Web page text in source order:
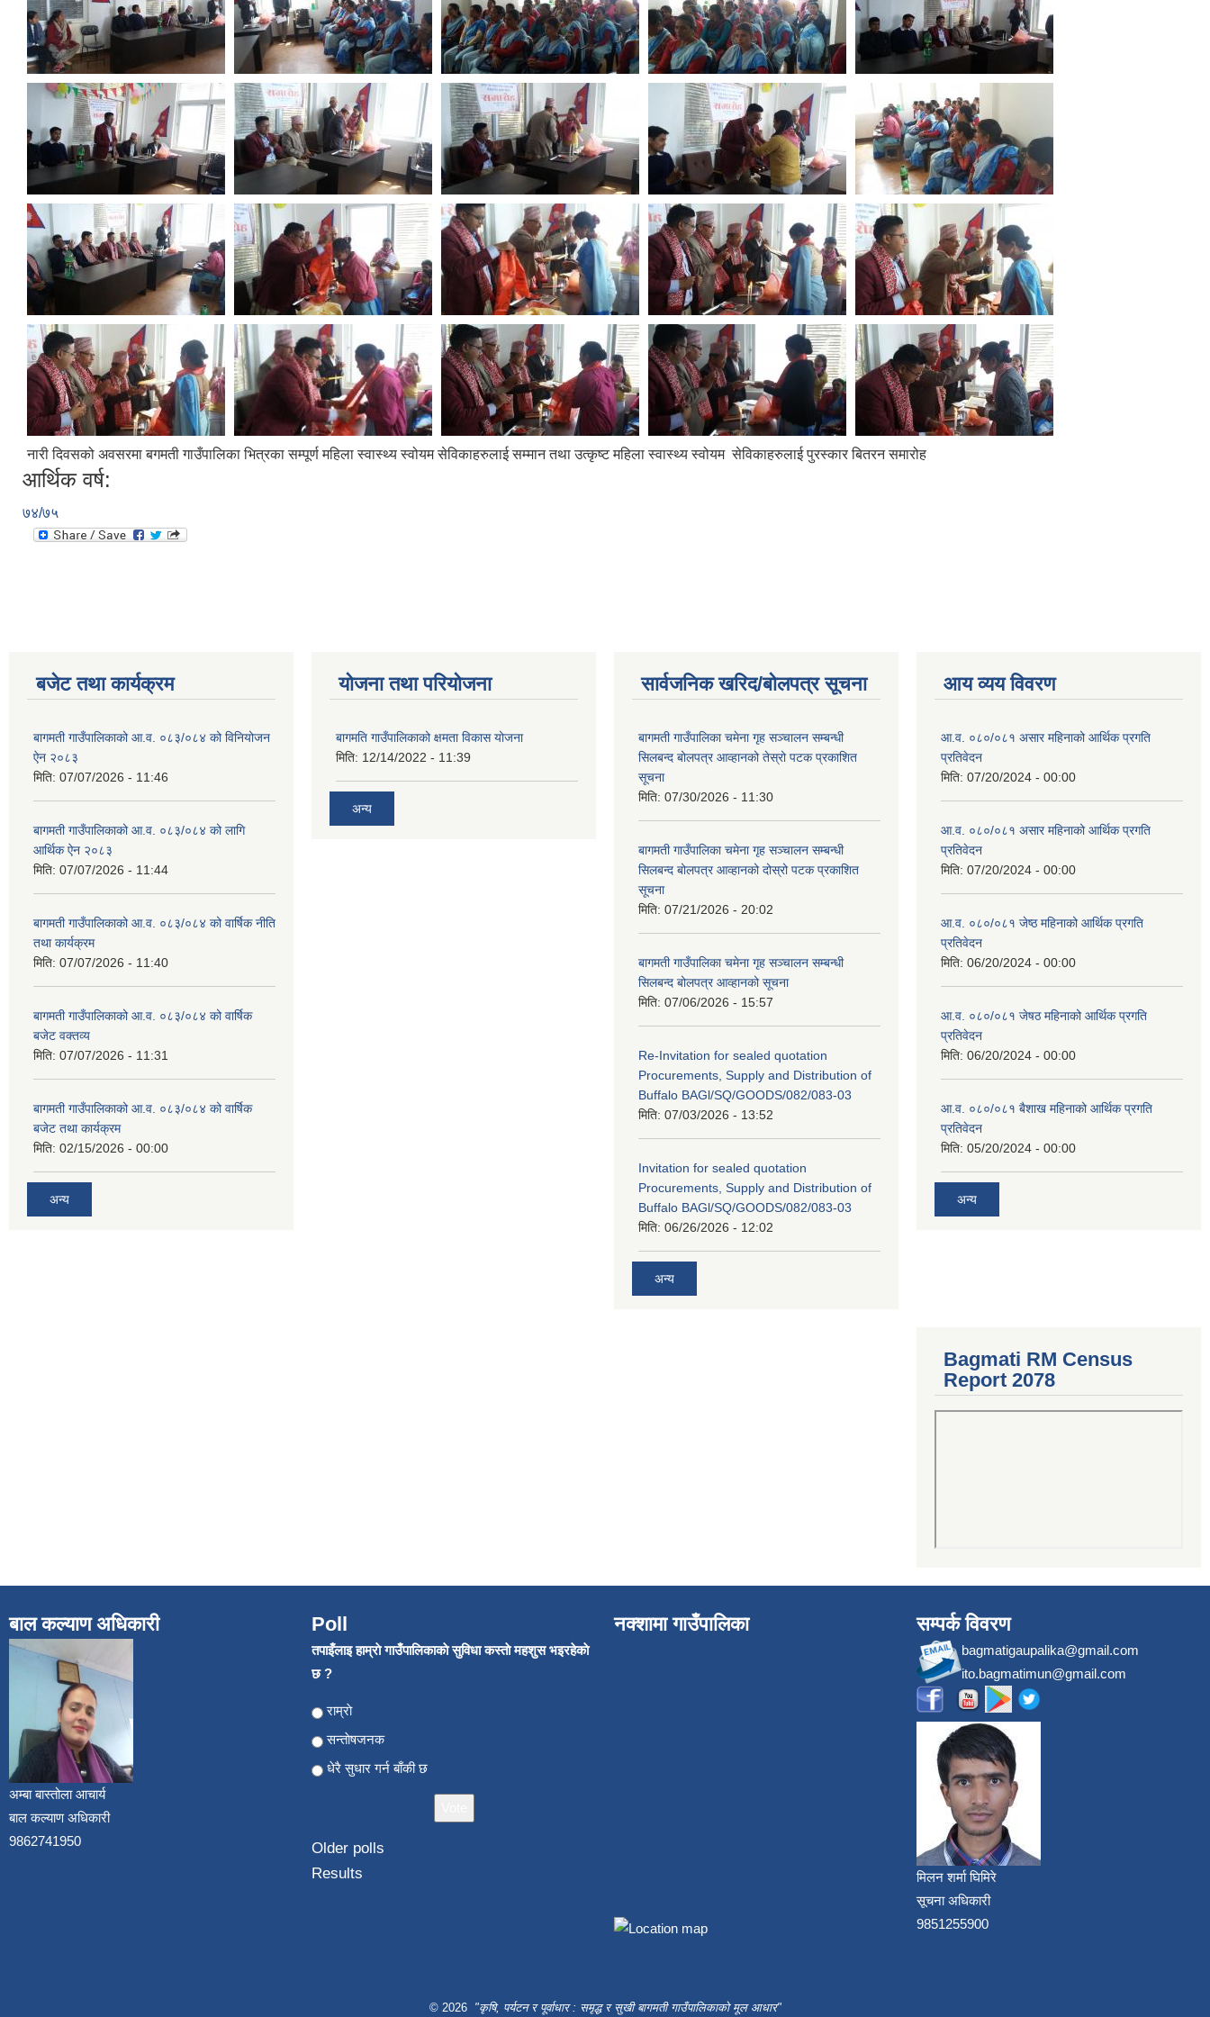
नारी दिवसको अवसरमा बगमती गाउँपालिका भित्रका सम्पूर्ण महिला स्वास्थ्य स्वोयम सेविकाहरुलाई सम्मान तथा उत्कृष्ट महिला स्वास्थ्य स्वोयम सेविकाहरुलाई पुरस्कार बितरन समारोह
आर्थिक वर्ष:
७४/७५
बजेट तथा कार्यक्रम
बागमती गाउँपालिकाको आ.व. ०८३/०८४ को विनियोजन
ऐन २०८३
मिति: 07/07/2026 - 11:46
बागमती गाउँपालिकाको आ.व. ०८३/०८४ को लागि
आर्थिक ऐन २०८३
मिति: 07/07/2026 - 11:44
बागमती गाउँपालिकाको आ.व. ०८३/०८४ को वार्षिक नीति
तथा कार्यक्रम
मिति: 07/07/2026 - 11:40
बागमती गाउँपालिकाको आ.व. ०८३/०८४ को वार्षिक
बजेट वक्तव्य
मिति: 07/07/2026 - 11:31
बागमती गाउँपालिकाको आ.व. ०८३/०८४ को वार्षिक
बजेट तथा कार्यक्रम
मिति: 02/15/2026 - 00:00
अन्य
योजना तथा परियोजना
बागमति गाउँपालिकाको क्षमता विकास योजना
मिति: 12/14/2022 - 11:39
अन्य
सार्वजनिक खरिद/बोलपत्र सूचना
बागमती गाउँपालिका चमेना गृह सञ्चालन सम्बन्धी
सिलबन्द बोलपत्र आव्हानको तेस्रो पटक प्रकाशित
सूचना
मिति: 07/30/2026 - 11:30
बागमती गाउँपालिका चमेना गृह सञ्चालन सम्बन्धी
सिलबन्द बोलपत्र आव्हानको दोस्रो पटक प्रकाशित
सूचना
मिति: 07/21/2026 - 20:02
बागमती गाउँपालिका चमेना गृह सञ्चालन सम्बन्धी
सिलबन्द बोलपत्र आव्हानको सूचना
मिति: 07/06/2026 - 15:57
Re-Invitation for sealed quotation
Procurements, Supply and Distribution of
Buffalo BAGl/SQ/GOODS/082/083-03
मिति: 07/03/2026 - 13:52
Invitation for sealed quotation
Procurements, Supply and Distribution of
Buffalo BAGl/SQ/GOODS/082/083-03
मिति: 06/26/2026 - 12:02
अन्य
आय व्यय विवरण
आ.व. ०८०/०८१ असार महिनाको आर्थिक प्रगति
प्रतिवेदन
मिति: 07/20/2024 - 00:00
आ.व. ०८०/०८१ असार महिनाको आर्थिक प्रगति
प्रतिवेदन
मिति: 07/20/2024 - 00:00
आ.व. ०८०/०८१ जेष्ठ महिनाको आर्थिक प्रगति
प्रतिवेदन
मिति: 06/20/2024 - 00:00
आ.व. ०८०/०८१ जेषठ महिनाको आर्थिक प्रगति
प्रतिवेदन
मिति: 06/20/2024 - 00:00
आ.व. ०८०/०८१ बैशाख महिनाको आर्थिक प्रगति
प्रतिवेदन
मिति: 05/20/2024 - 00:00
अन्य
Bagmati RM Census
Report 2078
बाल कल्याण अधिकारी
अम्बा बास्तोला आचार्य
बाल कल्याण अधिकारी
9862741950
Poll
तपाइँलाइ हाम्राे गाउँपालिकाकाे सुविधा कस्ताे महशुस भइरहेकाे
छ ?
Choices
राम्राे
सन्ताेषजनक
धेरै सुधार गर्न बाँकी छ
Older polls
Results
नक्शामा गाउँपालिका सम्पर्क विवरण
bagmatigaupalika@gmail.com
ito.bagmatimun@gmail.com
मिलन शर्मा घिमिरे
सूचना अधिकारी
9851255900
© 2026 "कृषि, पर्यटन र पूर्वाधार : समृद्ध र सुखी बागमती गाउँपालिकाको मूल आधार"